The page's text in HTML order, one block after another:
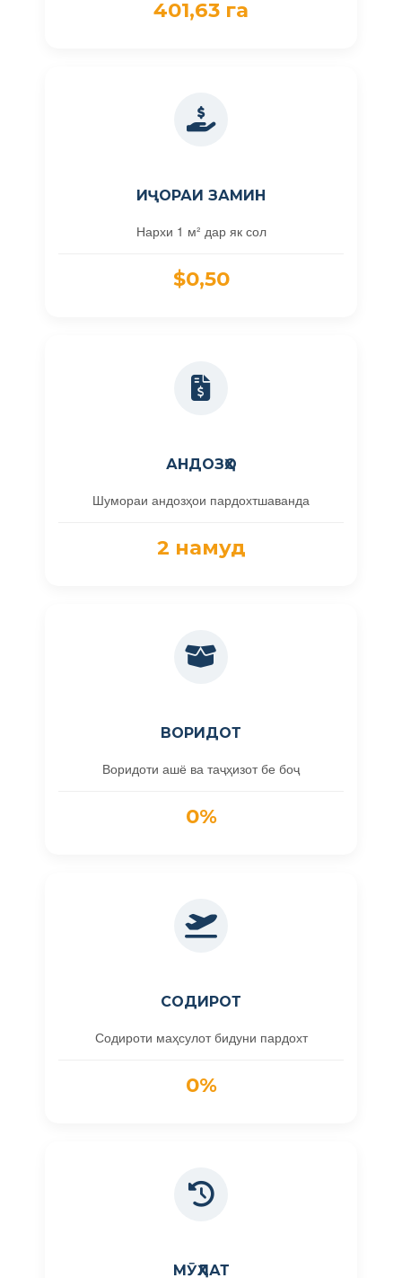
401,63 га
ИҶОРАИ ЗАМИН
Нархи 1 м² дар як сол
$0,50
АНДОЗҲО
Шумораи андозҳои пардохтшаванда
2 намуд
ВОРИДОТ
Воридоти ашё ва таҷҳизот бе боҷ
0%
СОДИРОТ
Содироти маҳсулот бидуни пардохт
0%
МӮҲЛАТ